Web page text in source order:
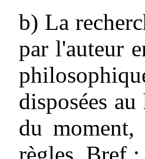
b) La
par l'auteur
disposées
du moment,